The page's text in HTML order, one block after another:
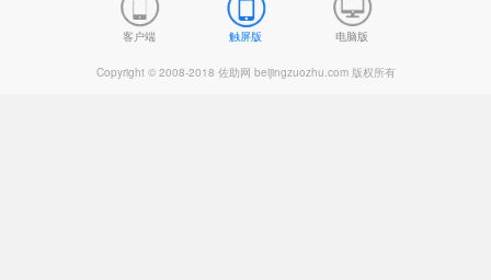
客户端 触屏版 电脑版
Copyright © 2008-2018 佐助网 beijingzuozhu.com 版权所有